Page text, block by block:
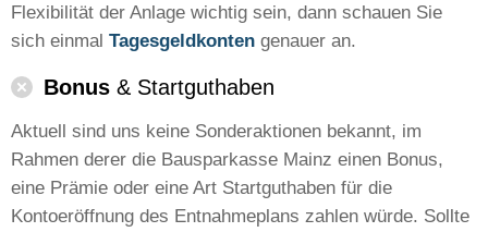
Flexibilität der Anlage wichtig sein, dann schauen Sie
sich einmal Tagesgeldkonten genauer an.
Bonus & Startguthaben
Aktuell sind uns keine Sonderaktionen bekannt, im
Rahmen derer die Bausparkasse Mainz einen Bonus,
eine Prämie oder eine Art Startguthaben für die
Kontoeröffnung des Entnahmeplans zahlen würde. Sollte